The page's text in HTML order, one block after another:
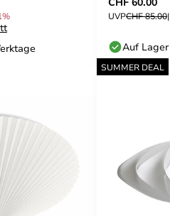
UVPCHF 85.00
Auf Lager
SUMMER DEAL